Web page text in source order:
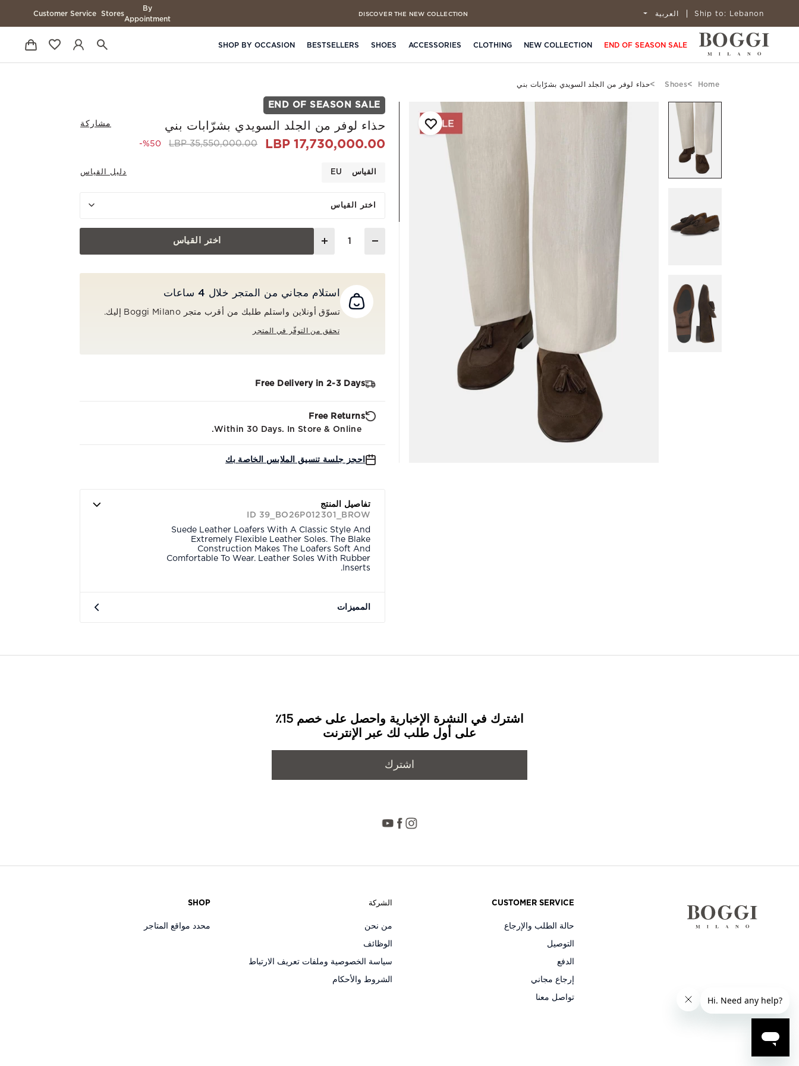
Ship to: Lebanon العربية
By
Appointment
Stores
Customer Service
END OF SEASON SALE
NEW COLLECTION
CLOTHING
ACCESSORIES
SHOES
BESTSELLERS
SHOP BY OCCASION
Home
Shoes حذاء لوفر من الجلد السويدي بشرّابات بني
END OF SEASON SALE
مشاركة حذاء لوفر من الجلد السويدي بشرّابات بني
17,730,000.00 LBP
Price reduced from
35,550,000.00 LBP
to 17,730,000.00 LBP
%50-
القياس EU دليل القياس
اختر القياس
اختر القياس
استلام مجاني من المتجر خلال 4 ساعات
تسوّق أونلاين واستلم طلبك من أقرب متجر Boggi Milano إليك.
تحقق من التوفّر في المتجر
Free Delivery in 2-3 Days
Free Returns
Within 30 Days. In Store & Online.
احجز جلسة تنسيق الملابس الخاصة بك
تفاصيل المنتج
ID 39_BO26P012301_BROW
Suede Leather Loafers With A Classic Style And
Extremely Flexible Leather Soles. The Blake
Construction Makes The Loafers Soft And
Comfortable To Wear. Leather Soles With Rubber
Inserts.
المميزات
اشترك في النشرة الإخبارية واحصل على خصم 15٪
على أول طلب لك عبر الإنترنت
اشترك
CUSTOMER SERVICE
حالة الطلب والإرجاع
التوصيل
الدفع
إرجاع مجاني
تواصل معنا
الشركة
من نحن
الوظائف
سياسة الخصوصية وملفات تعريف الارتباط
الشروط والأحكام
SHOP
محدد مواقع المتاجر